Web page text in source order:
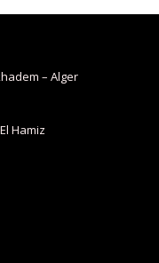
– Alger
Hamiz